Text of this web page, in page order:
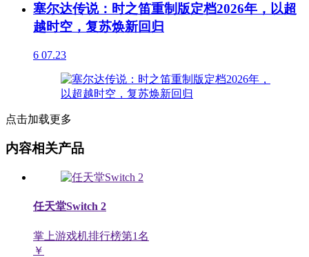
塞尔达传说：时之笛重制版定档2026年，以超
越时空，复苏焕新回归
6 07.23
点击加载更多
内容相关产品
任天堂Switch 2
掌上游戏机排行榜第1名
￥